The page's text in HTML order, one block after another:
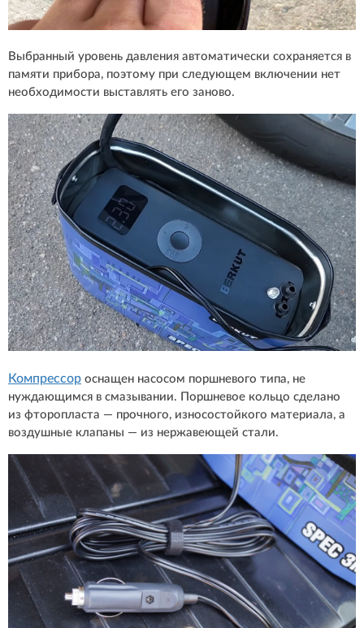
Выбранный уровень давления автоматически сохраняется в
памяти прибора, поэтому при следующем включении нет
необходимости выставлять его заново.
Компрессор оснащен насосом поршневого типа, не
нуждающимся в смазывании. Поршневое кольцо сделано
из фторопласта — прочного, износостойкого материала, а
воздушные клапаны — из нержавеющей стали.